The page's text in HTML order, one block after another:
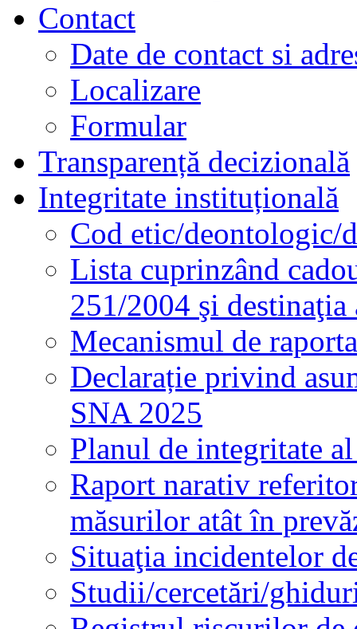
Contact
Date de contact si
Localizare
Formular
Transparență decizională
Integritate instituțională
Cod etic/deontologic/
Lista cuprinzând
251/2004 şi destinaţia
Mecanismul de
Declarație privind
SNA 2025
Planul de integritate
Raport narativ
măsurilor atât în
Situaţia incidentelor
Studii/cercetări/